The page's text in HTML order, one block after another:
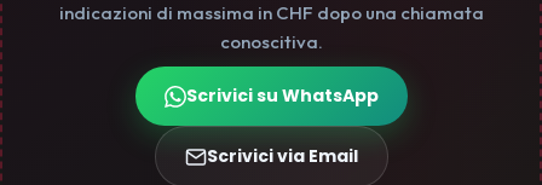
indicazioni di massima in CHF dopo una chiamata
conoscitiva.
Scrivici su WhatsApp
Scrivici via Email